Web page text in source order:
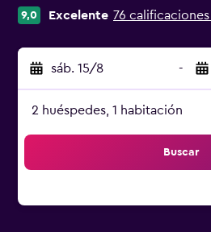
9,0 Excelente 76
sáb. 15/8 -
2 huéspedes, 1 habitación
Buscar